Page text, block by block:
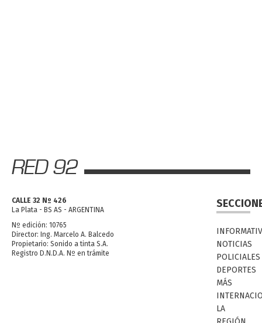
CALLE 32 Nº 426
La Plata - BS AS - ARGENTINA
Nº edición: 10765
Director: Ing. Marcelo A. Balcedo
Propietario: Sonido a tinta S.A.
Registro D.N.D.A. Nº en trámite
NOTICIAS
POLICIALES
DEPORTES
MÁS
LA